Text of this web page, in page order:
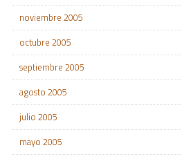
noviembre 2005
octubre 2005
septiembre 2005
agosto 2005
julio 2005
mayo 2005